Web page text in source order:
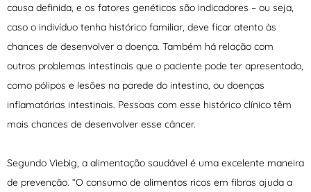
causa definida, e os fatores genéticos são indicadores – ou seja,
caso o indivíduo tenha histórico familiar, deve ficar atento às
chances de desenvolver a doença. Também há relação com
outros problemas intestinais que o paciente pode ter apresentado,
como pólipos e lesões na parede do intestino, ou doenças
inflamatórias intestinais. Pessoas com esse histórico clínico têm
mais chances de desenvolver esse câncer.
Segundo Viebig, a alimentação saudável é uma excelente maneira
de prevenção. “O consumo de alimentos ricos em fibras ajuda a